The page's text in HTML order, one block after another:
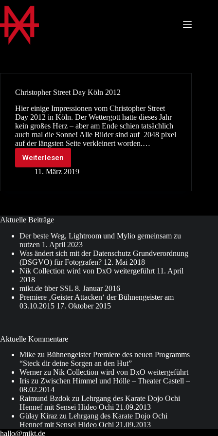
Inhalt
springen
Christopher Street Day Köln 2012
Hier einige Impressionen vom Christopher Street
Day 2012 in Köln. Der Wettergott hatte dieses Jahr
kein großes Herz – aber am Ende schien tatsächlich
auch mal die Sonne! Alle Bilder sind auf 2048 pixel
auf der längsten Seite verkleinert worden.…
Weiterlesen
Christopher
Street
11. März 2019
Aktuelle Beiträge
Der beste Weg, Lightroom und Mylio gemeinsam zu
nutzen 1. April 2023
Was ändert sich mit der Datenschutz Grundverordnung
(DSGVO) für Fotografen? 12. Mai 2018
Nik Collection wird von DxO weitergeführt 11. April
2018
mikt.de über SSL 8. Januar 2016
Premiere ‚Geister Attacken‘ der Bühnengeister am
03.10.2015 17. Oktober 2015
Aktuelle Kommentare
Mike zu Bühnengeister Premiere des neuen Programms
“Steck dir deine Sorgen an den Hut”
Wernerzu Nik Collection wird von DxO weitergeführt
Iris zu Zwischen Himmel und Hölle – Theater Castell –
08.02.2014
Raimund Bzdok zu Lehrgang des Karate Dojo Ochi
Hennef mit Sensei Hideo Ochi 21.09.2013
Gülay Kiraz zu Lehrgang des Karate Dojo Ochi
Hennef mit Sensei Hideo Ochi 21.09.2013
hallo@mikt.de